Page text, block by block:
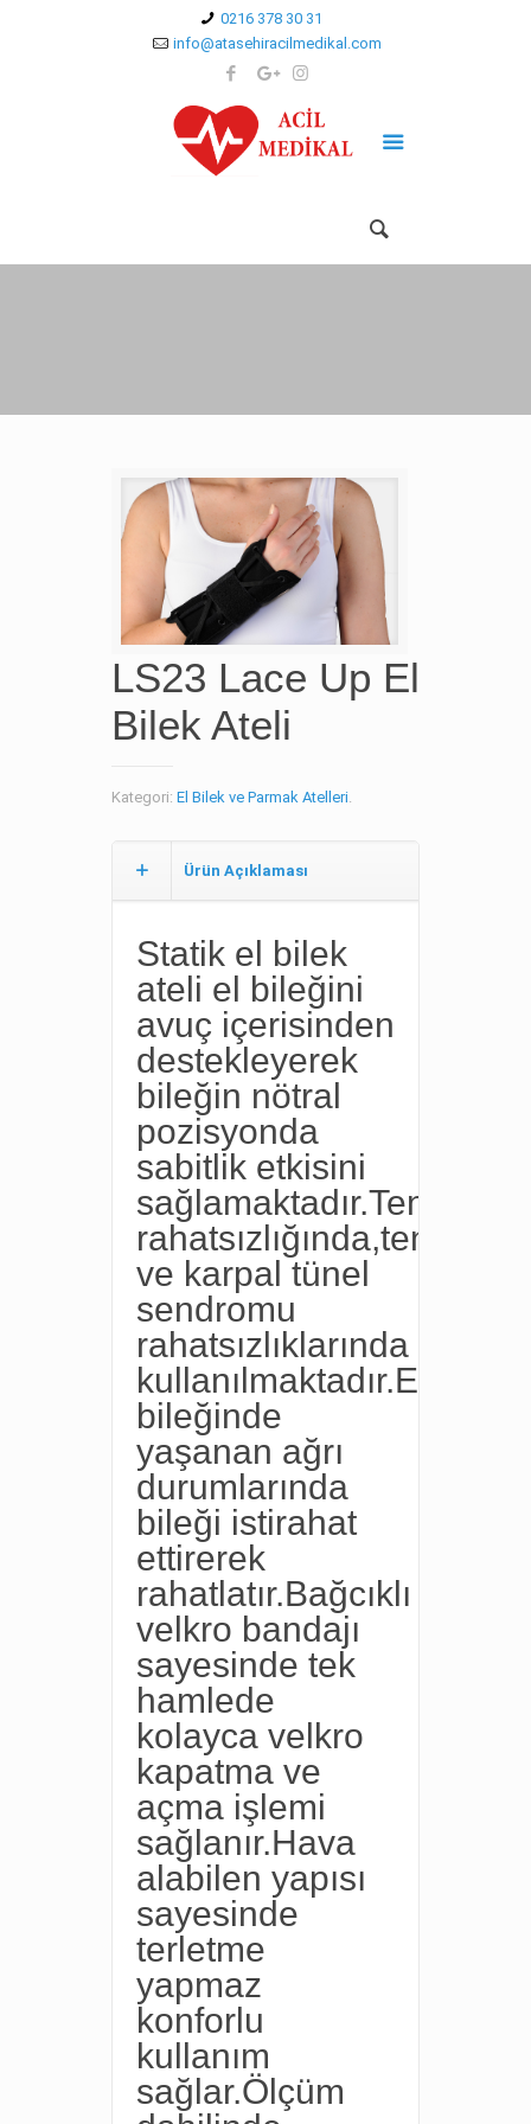
0216 378 30 31
info@atasehiracilmedikal.com
LS23 Lace Up El
Bilek Ateli
Kategori: El Bilek ve Parmak Atelleri.
Ürün Açıklaması
Statik el bilek
ateli el bileğini
avuç içerisinden
destekleyerek
bileğin nötral
pozisyonda
sabitlik etkisini
sağlamaktadır.Tendinit
ve karpal tünel
sendromu
rahatsızlıklarında
kullanılmaktadır.El
bileğinde
yaşanan ağrı
durumlarında
bileği istirahat
ettirerek
rahatlatır.Bağcıklı
velkro bandajı
sayesinde tek
hamlede
kolayca velkro
kapatma ve
açma işlemi
sağlanır.Hava
alabilen yapısı
sayesinde
terletme
yapmaz
konforlu
kullanım
sağlar.Ölçüm